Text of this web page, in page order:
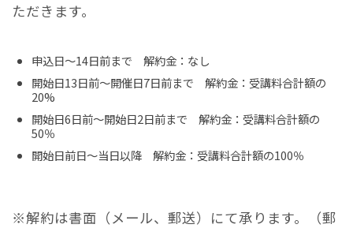
ただきます。
申込日～14日前まで 解約金：なし
開始日13日前～開催日7日前まで 解約金：受講料合計額の
20%
開始日6日前～開始日2日前まで 解約金：受講料合計額の
50％
開始日前日～当日以降 解約金：受講料合計額の100％
※解約は書面（メール、郵送）にて承ります。（郵